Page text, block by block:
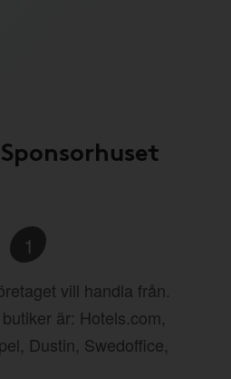
1
vill handla från.
är: Hotels.com,
Dustin, Swedoffice,